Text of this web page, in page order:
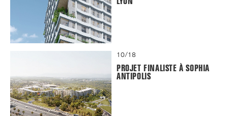
10/18
PROJET FINALISTE À SOPHIA
ANTIPOLIS